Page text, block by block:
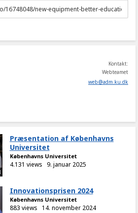
Kontakt:
Webteamet
web@adm.ku.dk
Præsentation af Københavns
Universitet
Københavns Universitet
4.131 views 9. januar 2025
Innovationsprisen 2024
Københavns Universitet
883 views 14. november 2024